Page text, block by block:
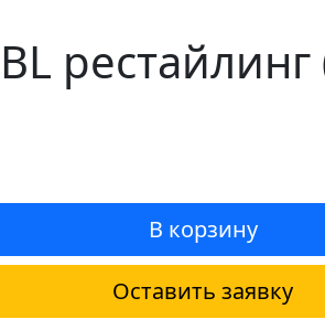
В корзину
Оставить заявку